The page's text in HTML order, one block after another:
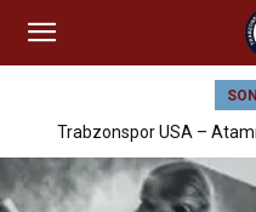
Trabzonspor USA –